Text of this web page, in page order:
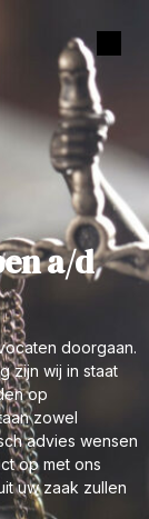
a/d
doorgaan.
zijn wij in staat
op
zowel
advies wensen
op met ons
uw zaak zullen